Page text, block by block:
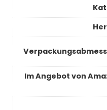
Im Angebot von